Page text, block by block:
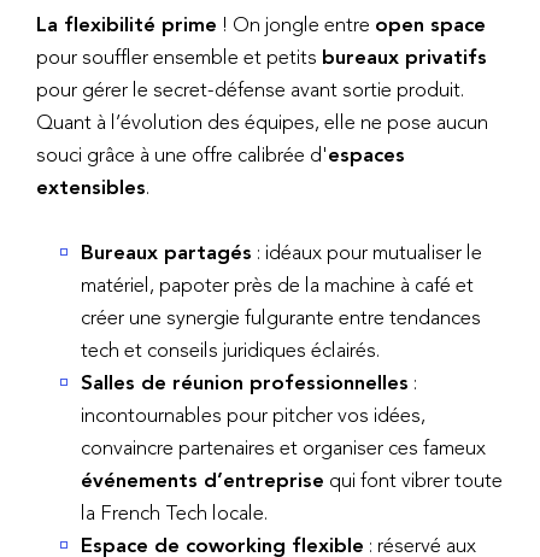
La flexibilité prime ! On jongle entre open space
pour souffler ensemble et petits bureaux privatifs
pour gérer le secret-défense avant sortie produit.
Quant à l’évolution des équipes, elle ne pose aucun
souci grâce à une offre calibrée d'espaces
extensibles.
Bureaux partagés : idéaux pour mutualiser le
matériel, papoter près de la machine à café et
créer une synergie fulgurante entre tendances
tech et conseils juridiques éclairés.
Salles de réunion professionnelles :
incontournables pour pitcher vos idées,
convaincre partenaires et organiser ces fameux
événements d’entreprise qui font vibrer toute
la French Tech locale.
Espace de coworking flexible : réservé aux